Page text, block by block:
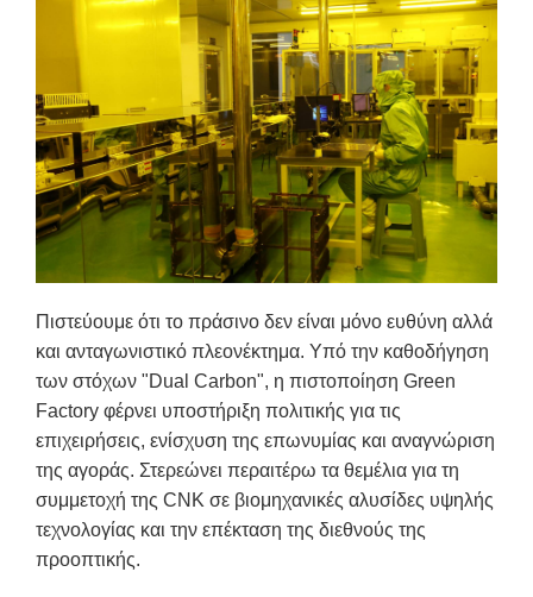
Πιστεύουμε ότι το πράσινο δεν είναι μόνο ευθύνη αλλά
και ανταγωνιστικό πλεονέκτημα. Υπό την καθοδήγηση
των στόχων "Dual Carbon", η πιστοποίηση Green
Factory φέρνει υποστήριξη πολιτικής για τις
επιχειρήσεις, ενίσχυση της επωνυμίας και αναγνώριση
της αγοράς. Στερεώνει περαιτέρω τα θεμέλια για τη
συμμετοχή της CNK σε βιομηχανικές αλυσίδες υψηλής
τεχνολογίας και την επέκταση της διεθνούς της
προοπτικής.